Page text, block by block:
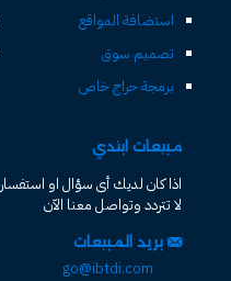
استضافة المواقع
تصميم سوق
برمجة حراج خاص
مبيعات ابتدي
اذا كان لديك أى سؤال او استفسار
لا تتردد وتواصل معنا الآن
بريد المبيعات
go@ibtdi.com